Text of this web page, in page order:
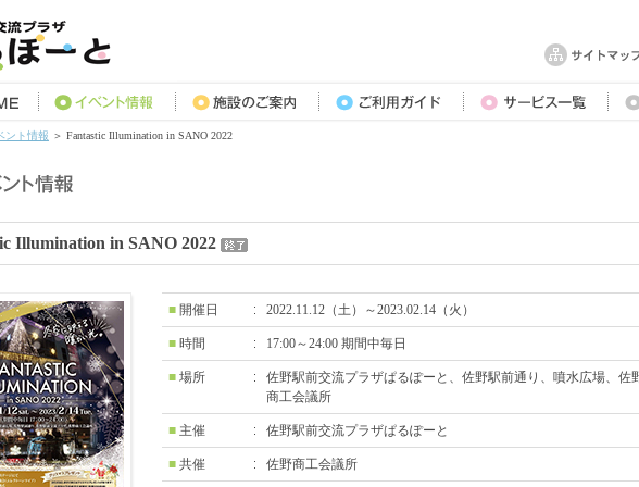
ント情報 ＞ Fantastic Illumination in SANO 2022
Illumination in SANO 2022
■ 開催日 2022.11.12（土）～2023.02.14（火）
■ 時間 17:00～24:00 期間中毎日
■ 場所
佐野駅前交流プラザぱるぽーと、佐野駅前通り、噴水広場、佐
商工会議所
■ 主催 佐野駅前交流プラザぱるぽーと
■ 共催 佐野商工会議所